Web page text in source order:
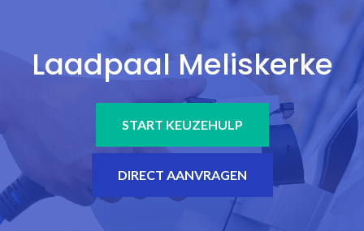
Laadpaal Meliskerke
START KEUZEHULP
DIRECT AANVRAGEN